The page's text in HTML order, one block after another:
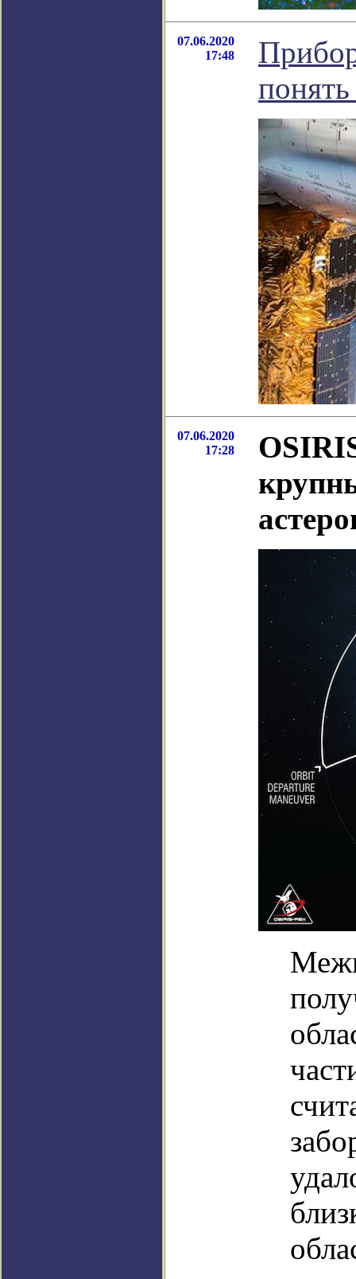
07.06.2020
17:48
07.06.2020
17:28